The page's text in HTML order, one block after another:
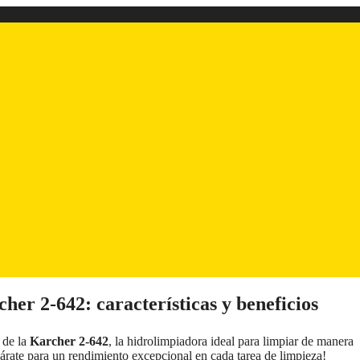
2-642: características y beneficios
la Karcher 2-642, la hidrolimpiadora ideal para limpiar de manera
para un rendimiento excepcional en cada tarea de limpieza!